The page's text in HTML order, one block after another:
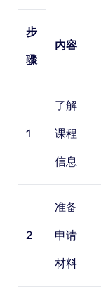
步
骤
内容
1
了解
课程
信息
2
准备
申请
材料